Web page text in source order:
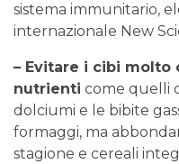
sistema immunitario,
internazionale New
– Evitare i cibi molto
nutrienti come quelli
dolciumi e le bibite
formaggi, ma
stagione e cereali